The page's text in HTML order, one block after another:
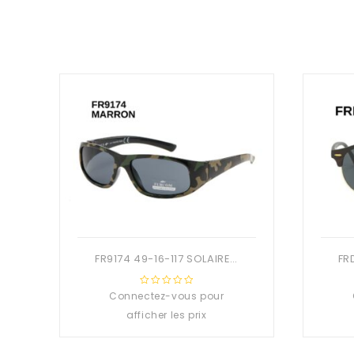
FR9174 49-16-117 SOLAIRE ENFANT
0
Connectez-vous pour
afficher les prix